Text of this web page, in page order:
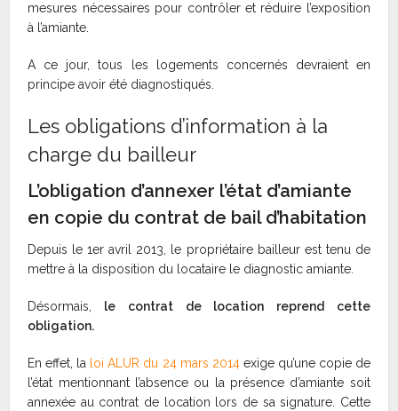
mesures nécessaires pour contrôler et réduire l’exposition
à l’amiante.
A ce jour, tous les logements concernés devraient en
principe avoir été diagnostiqués.
Les obligations d’information à la
charge du bailleur
L’obligation d’annexer l’état d’amiante
en copie du contrat de bail d’habitation
Depuis le 1er avril 2013, le propriétaire bailleur est tenu de
mettre à la disposition du locataire le diagnostic amiante.
Désormais, le contrat de location reprend cette
obligation.
En effet, la loi ALUR du 24 mars 2014 exige qu’une copie de
l’état mentionnant l’absence ou la présence d’amiante soit
annexée au contrat de location lors de sa signature. Cette